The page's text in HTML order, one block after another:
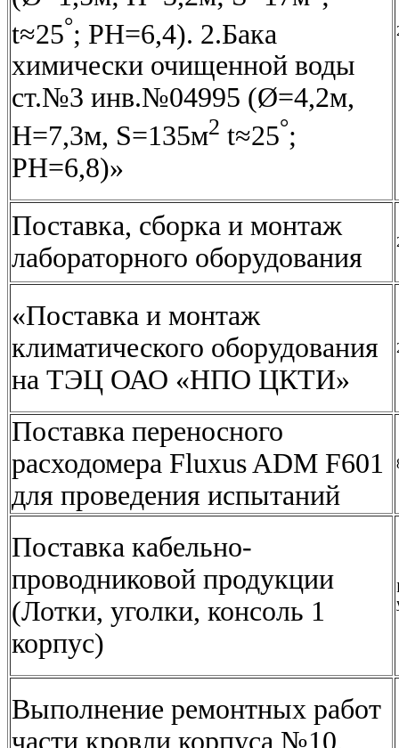
t≈25°; РН=6,4). 2.Бака
химически очищенной воды
ст.№3 инв.№04995 (Ø=4,2м,
H=7,3м, S=135м2 t≈25°;
РН=6,8)»
Поставка, сборка и монтаж
лабораторного оборудования
«Поставка и монтаж
климатического оборудования
на ТЭЦ ОАО «НПО ЦКТИ»
Поставка переносного
расходомера Fluxus ADM F601
для проведения испытаний
Поставка кабельно-
проводниковой продукции
(Лотки, уголки, консоль 1
корпус)
Выполнение ремонтных работ
части кровли корпуса №10,